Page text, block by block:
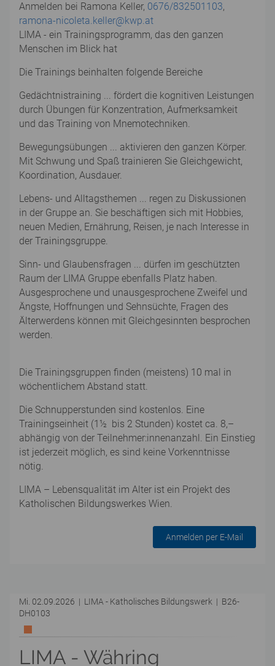
Anmelden bei Ramona Keller, 0676/832501103,
ramona-nicoleta.keller@kwp.at
LIMA - ein Trainingsprogramm, das den ganzen
Menschen im Blick hat
Die Trainings beinhalten folgende Bereiche
Gedächtnistraining ... fördert die kognitiven Leistungen
durch Übungen für Konzentration, Aufmerksamkeit
und das Training von Mnemotechniken.
Bewegungsübungen ... aktivieren den ganzen Körper.
Mit Schwung und Spaß trainieren Sie Gleichgewicht,
Koordination, Ausdauer.
Lebens- und Alltagsthemen ... regen zu Diskussionen
in der Gruppe an. Sie beschäftigen sich mit Hobbies,
neuen Medien, Ernährung, Reisen, je nach Interesse in
der Trainingsgruppe.
Sinn- und Glaubensfragen ... dürfen im geschützten
Raum der LIMA Gruppe ebenfalls Platz haben.
Ausgesprochene und unausgesprochene Zweifel und
Ängste, Hoffnungen und Sehnsüchte, Fragen des
Älterwerdens können mit Gleichgesinnten besprochen
werden.
Die Trainingsgruppen finden (meistens) 10 mal in
wöchentlichem Abstand statt.
Die Schnupperstunden sind kostenlos. Eine
Trainingseinheit (1½ bis 2 Stunden) kostet ca. 8,–
abhängig von der Teilnehmer:innenanzahl. Ein Einstieg
ist jederzeit möglich, es sind keine Vorkenntnisse
nötig.
LIMA – Lebensqualität im Alter ist ein Projekt des
Katholischen Bildungswerkes Wien.
Anmelden per E-Mail
Mi. 02.09.2026 | LIMA - Katholisches Bildungswerk | B26-
DH0103
LIMA - Währing